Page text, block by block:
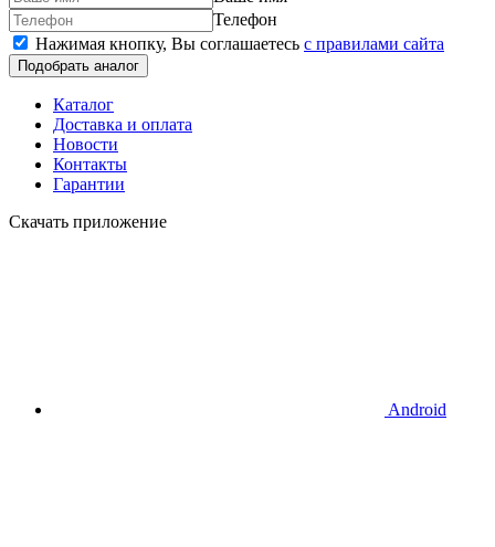
Телефон
Нажимая кнопку, Вы соглашаетесь c правилами сайта
Подобрать аналог
Каталог
Доставка и оплата
Новости
Контакты
Гарантии
Скачать приложение
Android